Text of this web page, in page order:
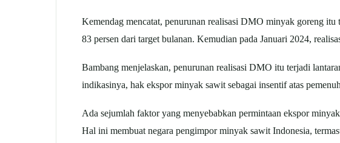
Kemendag mencatat, penurunan realisasi DMO minyak goreng
83 persen dari target bulanan. Kemudian pada Januari 2024,
Bambang menjelaskan, penurunan realisasi DMO itu terjadi
indikasinya, hak ekspor minyak sawit sebagai insentif atas
Ada sejumlah faktor yang menyebabkan permintaan ekspor
Hal ini membuat negara pengimpor minyak sawit Indonesia,